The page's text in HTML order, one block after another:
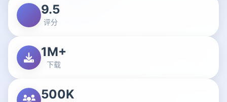
9.5
评分
1M+
下载
500K